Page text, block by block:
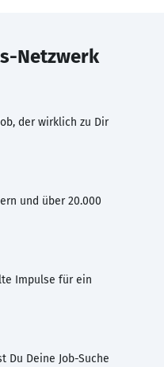
Netzwerk
der wirklich zu Dir
und über 20.000
Impulse für ein
Du Deine Job-Suche